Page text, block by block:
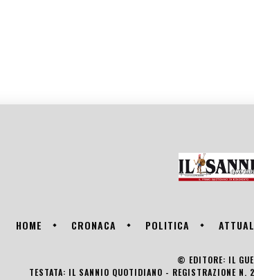
HOME CRONACA POLITICA
© EDITORE: IL
TESTATA: IL SANNIO QUOTIDIANO - REGISTRAZIONE